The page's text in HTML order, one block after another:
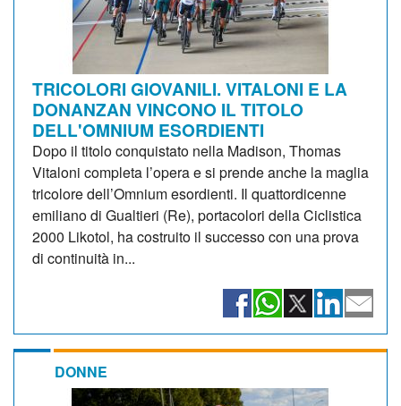
TRICOLORI GIOVANILI. VITALONI E LA
DONANZAN VINCONO IL TITOLO
DELL'OMNIUM ESORDIENTI
Dopo il titolo conquistato nella Madison, Thomas
Vitaloni completa l’opera e si prende anche la maglia
tricolore dell’Omnium esordienti. Il quattordicenne
emiliano di Gualtieri (Re), portacolori della Ciclistica
2000 Likotol, ha costruito il successo con una prova
di continuità in...
DONNE